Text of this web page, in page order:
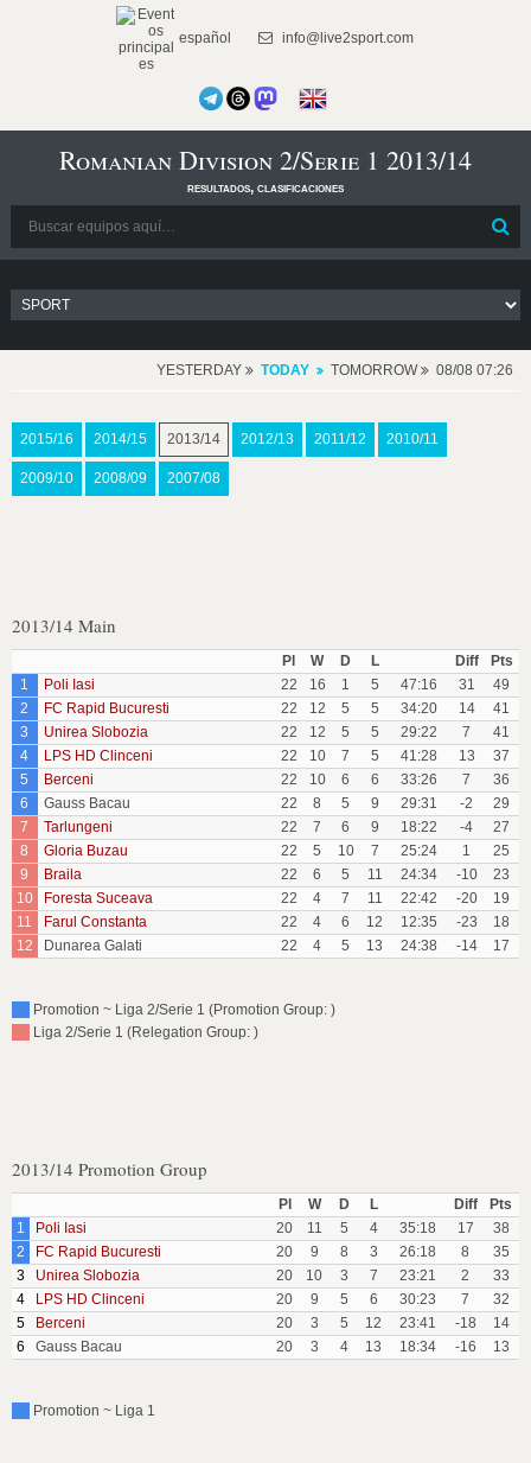
español info@live2sport.com
Romanian Division 2/Serie 1 2013/14
resultados, clasificaciones
YESTERDAY TODAY TOMORROW 08/08 07:26
2015/16 2014/15 2013/14 2012/13 2011/12 2010/11
2009/10 2008/09 2007/08
2013/14 Main
Pl W D L Diff
Pts
1
Poli Iasi 22 16 1 5 47:16 31
49
2
FC Rapid Bucuresti 22 12 5 5 34:20 14
41
3
Unirea Slobozia 22 12 5 5 29:22 7
41
4
LPS HD Clinceni 22 10 7 5 41:28 13
37
5
Berceni 22 10 6 6 33:26 7
36
6
Gauss Bacau 22 8 5 9 29:31 -2
29
7
Tarlungeni 22 7 6 9 18:22 -4
27
8
Gloria Buzau 22 5 10 7 25:24 1
25
9
Braila 22 6 5 11 24:34 -10
23
10
Foresta Suceava 22 4 7 11 22:42 -20
19
11
Farul Constanta 22 4 6 12 12:35 -23
18
12
Dunarea Galati 22 4 5 13 24:38 -14 17
Promotion ~ Liga 2/Serie 1 (Promotion Group: )
Liga 2/Serie 1 (Relegation Group: )
2013/14 Promotion Group
Pl W D L Diff
Pts
1
Poli Iasi 20 11 5 4 35:18 17
38
2
FC Rapid Bucuresti 20 9 8 3 26:18 8
35
3
Unirea Slobozia 20 10 3 7 23:21 2
33
4
LPS HD Clinceni 20 9 5 6 30:23 7
32
5
Berceni 20 3 5 12 23:41 -18
14
6
Gauss Bacau 20 3 4 13 18:34 -16 13
Promotion ~ Liga 1